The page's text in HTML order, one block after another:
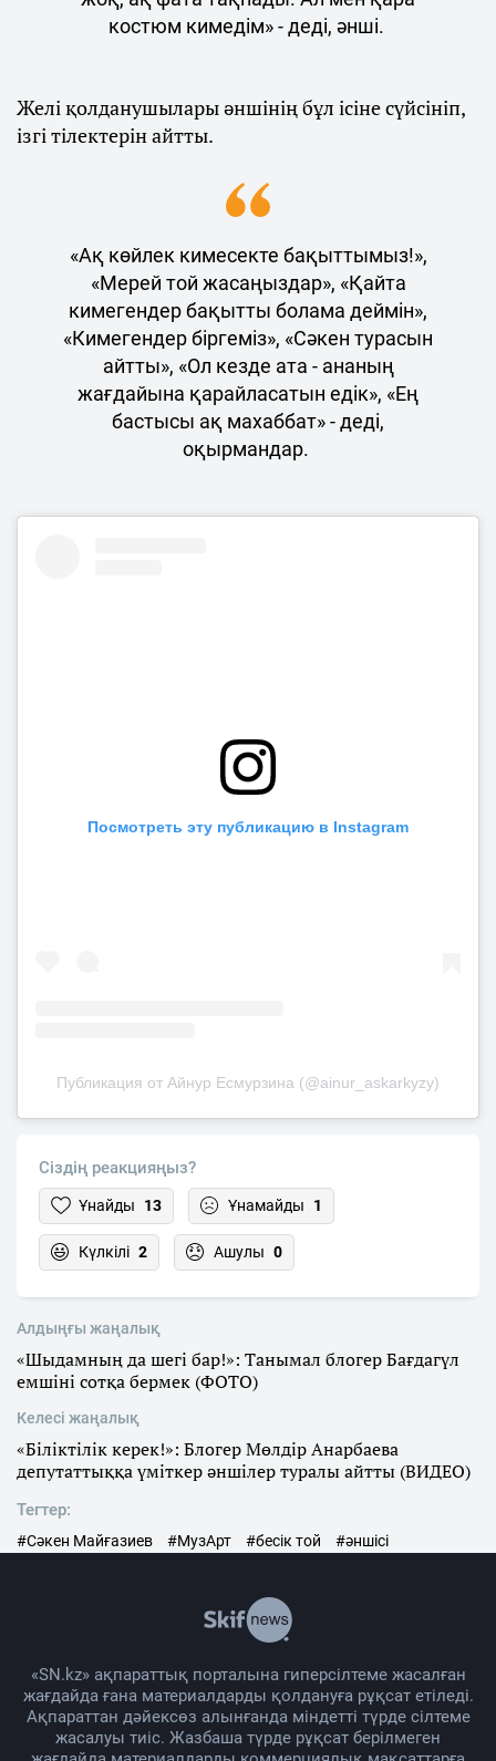
костюм кимедім» - деді, әнші.
Желі қолданушылары әншінің бұл ісіне сүйсініп,
ізгі тілектерін айтты.
«Ақ көйлек кимесекте бақыттымыз!»,
«Мерей той жасаңыздар», «Қайта
кимегендер бақытты болама деймін»,
«Кимегендер біргеміз», «Сәкен турасын
айтты», «Ол кезде ата - ананың
жағдайына қарайласатын едік», «Ең
бастысы ақ махаббат» - деді,
оқырмандар.
Посмотреть эту публикацию в Instagram
Публикация от Айнур Есмурзина (@ainur_askarkyzy)
Сіздің реакцияңыз?
Ұнайды 13 Ұнамайды 1
Күлкілі 2 Ашулы 0
Алдыңғы жаңалық
«Шыдамның да шегі бар!»: Танымал блогер Бағдагүл
емшіні сотқа бермек (ФОТО)
Келесі жаңалық
«Біліктілік керек!»: Блогер Мөлдір Анарбаева
депутаттыққа үміткер әншілер туралы айтты (ВИДЕО)
Тегтер:
#Сәкен Майғазиев #МузАрт #бесік той #әншісі
«SN.kz» ақпараттық порталына гиперсілтеме жасалған
жағдайда ғана материалдарды қолдануға рұқсат етіледі.
Ақпараттан дәйексөз алынғанда міндетті түрде сілтеме
жасалуы тиіс. Жазбаша түрде рұқсат берілмеген